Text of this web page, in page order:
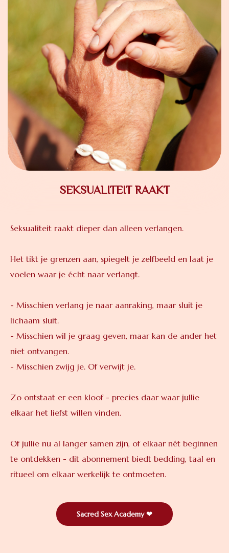
SEKSUALITEIT RAAKT
Seksualiteit raakt dieper dan alleen verlangen.
Het tikt je grenzen aan, spiegelt je zelfbeeld en laat je
voelen waar je écht naar verlangt.
- Misschien verlang je naar aanraking, maar sluit je
lichaam sluit.
- Misschien wil je graag geven, maar kan de ander het
niet ontvangen.
- Misschien zwijg je. Of verwijt je.
Zo ontstaat er een kloof - precies daar waar jullie
elkaar het liefst willen vinden.
Of jullie nu al langer samen zijn, of elkaar nét beginnen
te ontdekken - dit abonnement biedt bedding, taal en
ritueel om elkaar werkelijk te ontmoeten.
Sacred Sex Academy ❤